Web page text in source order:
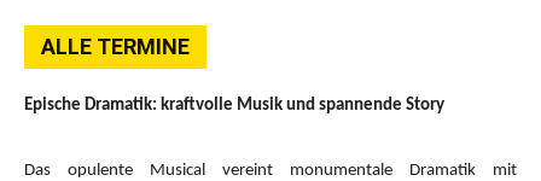
ALLE TERMINE
Epische Dramatik: kraftvolle Musik und spannende Story
Das opulente Musical vereint monumentale Dramatik mit